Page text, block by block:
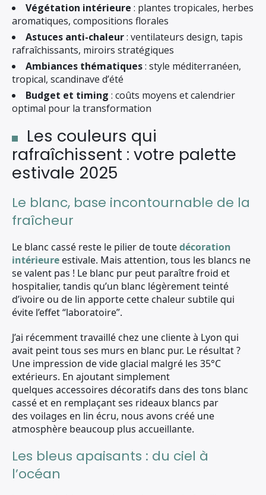
Végétation intérieure : plantes tropicales, herbes
aromatiques, compositions florales
Astuces anti-chaleur: ventilateurs design, tapis
rafraîchissants, miroirs stratégiques
Ambiances thématiques: style méditerranéen,
tropical, scandinave d’été
Budget et timing : coûts moyens et calendrier
optimal pour la transformation
Les couleurs qui
rafraîchissent : votre palette
estivale 2025
Le blanc, base incontournable de la
fraîcheur
Le blanc cassé reste le pilier de toutedécoration
intérieure estivale. Mais attention, tous les blancs ne
se valent pas ! Le blanc pur peut paraître froid et
hospitalier, tandis qu’un blanc légèrement teinté
d’ivoire ou de lin apporte cette chaleur subtile qui
évite l’effet “laboratoire”.
J’ai récemment travaillé chez une cliente à Lyon qui
avait peint tous ses murs en blanc pur. Le résultat ?
Une impression de vide glacial malgré les 35°C
extérieurs. En ajoutant simplement
quelques accessoires décoratifs dans des tons blanc
cassé et en remplaçant ses rideaux blancs par
des voilages en lin écru, nous avons créé une
atmosphère beaucoup plus accueillante.
Les bleus apaisants : du ciel à
l’océan